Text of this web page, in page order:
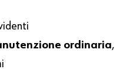
ordinaria,